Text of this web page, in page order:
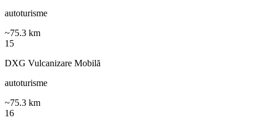
autoturisme
~75.3 km
15
DXG Vulcanizare Mobilă
autoturisme
~75.3 km
16